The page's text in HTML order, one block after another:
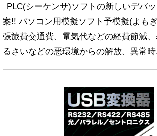
PLC(シーケンサ)ソフトの新しいデバ
案!! パソコン用模擬ソフト予模擬(よも
張旅費交通費、電気代などの経費節減
るさいなどの悪環境からの解放、異常